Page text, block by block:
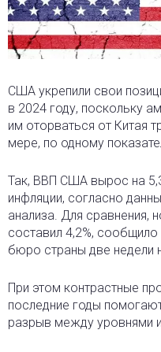
США укрепили свои
в 2024 году, поскольку
им оторваться от Китая
мере, по одному
Так, ВВП США вырос на
инфляции, согласно
анализа. Для сравнения,
составил 4,2%,
бюро страны две недели
При этом контрастные
последние годы
разрыв между уровнями